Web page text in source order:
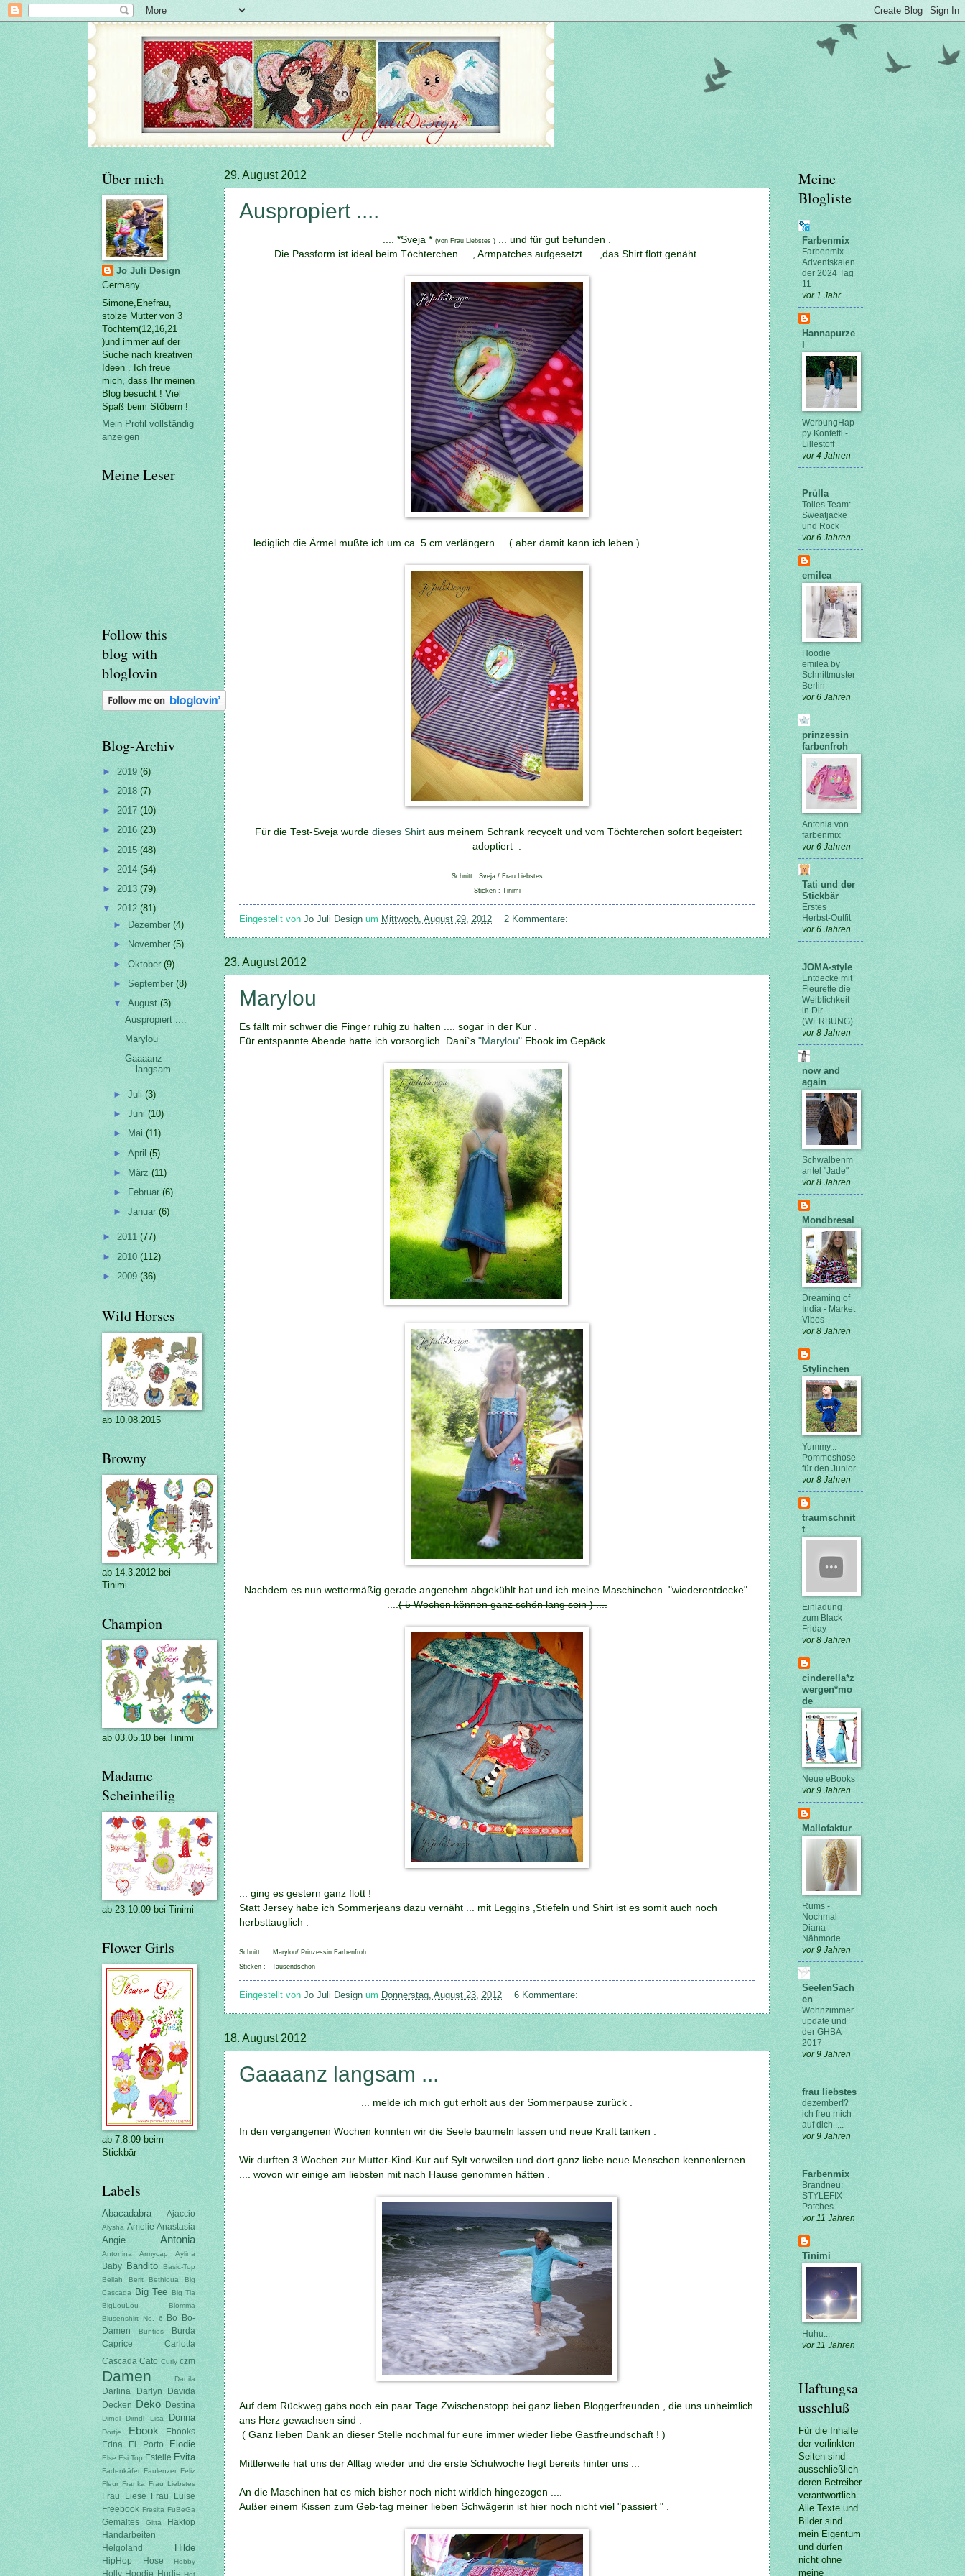
29. August 2012
Auspropiert ....
.... *Sveja * (von Frau Liebstes )
... und für gut befunden .
Die Passform ist ideal beim Töchterchen ... , Armpatches aufgesetzt .... ,das Shirt flott genäht ... ...
... lediglich die Ärmel mußte ich um ca. 5 cm verlängern ... ( aber damit kann ich leben ).
Für die Test-Sveja wurde dieses Shirt aus meinem Schrank recycelt und vom Töchterchen sofort begeistert
adoptiert .
Schnitt : Sveja / Frau Liebstes
Sticken : Tinimi
Eingestellt von Jo Juli Design um Mittwoch, August 29, 2012 2 Kommentare:
23. August 2012
Marylou
Es fällt mir schwer die Finger ruhig zu halten .... sogar in der Kur .
Für entspannte Abende hatte ich vorsorglich Dani`s "Marylou" Ebook im Gepäck .
Nachdem es nun wettermäßig gerade angenehm abgekühlt hat und ich meine Maschinchen "wiederentdecke"
....( 5 Wochen können ganz schön lang sein ) ....
... ging es gestern ganz flott !
Statt Jersey habe ich Sommerjeans dazu vernäht ... mit Leggins ,Stiefeln und Shirt ist es somit auch noch
herbsttauglich .
Schnitt : Marylou/ Prinzessin Farbenfroh
Sticken : Tausendschön
Eingestellt von Jo Juli Design um Donnerstag, August 23, 2012 6 Kommentare:
18. August 2012
Gaaaanz langsam ...
... melde ich mich gut erholt aus der Sommerpause zurück .
In den vergangenen Wochen konnten wir die Seele baumeln lassen und neue Kraft tanken .
Wir durften 3 Wochen zur Mutter-Kind-Kur auf Sylt verweilen und dort ganz liebe neue Menschen kennenlernen
.... wovon wir einige am liebsten mit nach Hause genommen hätten .
Auf dem Rückweg gabs noch ein paar Tage Zwischenstopp bei ganz lieben Bloggerfreunden , die uns unheimlich
ans Herz gewachsen sind .
( Ganz lieben Dank an dieser Stelle nochmal für eure immer wieder liebe Gastfreundschaft ! )
Mittlerweile hat uns der Alltag wieder und die erste Schulwoche liegt bereits hinter uns ...
An die Maschinen hat es mich bisher noch nicht wirklich hingezogen ....
Außer einem Kissen zum Geb-tag meiner lieben Schwägerin ist hier noch nicht viel "passiert " .
Über mich
Jo Juli Design
Germany
Simone,Ehefrau,
stolze Mutter von 3
Töchtern(12,16,21
)und immer auf der
Suche nach kreativen
Ideen . Ich freue
mich, dass Ihr meinen
Blog besucht ! Viel
Spaß beim Stöbern !
Mein Profil vollständig
anzeigen
Meine Leser
Follow this
blog with
bloglovin
Blog-Archiv
► 2019 (6)
► 2018 (7)
► 2017 (10)
► 2016 (23)
► 2015 (48)
► 2014 (54)
► 2013 (79)
▼ 2012 (81)
►
Dezember(4)
►
November(5)
►Oktober(9)
► September(8)
▼August(3)
Auspropiert ....
Marylou
Gaaaanz
langsam ...
►Juli(3)
►Juni(10)
►
Mai(11)
►April(5)
►
März(11)
►
Februar(6)
►Januar(6)
► 2011 (77)
► 2010 (112)
► 2009 (36)
Wild Horses
ab 10.08.2015
Browny
ab 14.3.2012 bei
Tinimi
Champion
ab 03.05.10 bei Tinimi
Madame
Scheinheilig
ab 23.10.09 bei Tinimi
Flower Girls
ab 7.8.09 beim
Stickbär
Labels
Abacadabra Ajaccio
Alysha Amelie Anastasia
Angie Antonia
Antonina Armycap Aylina
Baby Bandito
Basic-Top
Bellah
Berit Bethioua
Big
Cascada
Big Tee Big Tia
BigLouLou
Blomma
Blusenshirt No. 6
Bo
Bo-
Damen
Bunties
Burda
Caprice
Carlotta
Cascada Cato Curly czm
Damen Danila
Darlina Darlyn
Davida
Decken Deko Destina
Dirndl Dirndl Lisa Donna
Dortje Ebook
Ebooks
Edna
El Porto Elodie
Else Esi Top Estelle Evita
Fadenkäfer Faulenzer Feliz
Fleur Franka Frau Liebstes
Frau Liese
Frau Luise
Freebook Fresita FuBeGa
Gemaltes Gitta
Häktop
Handarbeiten
Helgoland
Hilde
HipHop Hose Hobby
Holly Hoodie Hudie Hot
Meine
Blogliste
Farbenmix
Farbenmix
Adventskalen
der 2024 Tag
11
vor 1 Jahr
Hannapurze
l
WerbungHap
py Konfetti -
Lillestoff
vor 4 Jahren
Prülla
Tolles Team:
Sweatjacke
und Rock
vor 6 Jahren
emilea
Hoodie
emilea by
Schnittmuster
Berlin
vor 6 Jahren
prinzessin
farbenfroh
Antonia von
farbenmix
vor 6 Jahren
Tati und der
Stickbär
Erstes
Herbst-Outfit
vor 6 Jahren
JOMA-style
Entdecke mit
Fleurette die
Weiblichkeit
in Dir
(WERBUNG)
vor 8 Jahren
now and
again
Schwalbenm
antel "Jade"
vor 8 Jahren
Mondbresal
Dreaming of
India - Market
Vibes
vor 8 Jahren
Stylinchen
Yummy...
Pommeshose
für den Junior
vor 8 Jahren
traumschnit
t
Einladung
zum Black
Friday
vor 8 Jahren
cinderella*z
wergen*mo
de
Neue eBooks
vor 9 Jahren
Mallofaktur
Rums -
Nochmal
Diana
Nähmode
vor 9 Jahren
SeelenSach
en
Wohnzimmer
update und
der GHBA
2017
vor 9 Jahren
frau liebstes
dezember!?
ich freu mich
auf dich ....
vor 9 Jahren
Farbenmix
Brandneu:
STYLEFIX
Patches
vor 11 Jahren
Tinimi
Huhu....
vor 11 Jahren
Haftungsa
usschluß
Für die Inhalte
der verlinkten
Seiten sind
ausschließlich
deren Betreiber
verantwortlich .
Alle Texte und
Bilder sind
mein Eigentum
und dürfen
nicht ohne
meine